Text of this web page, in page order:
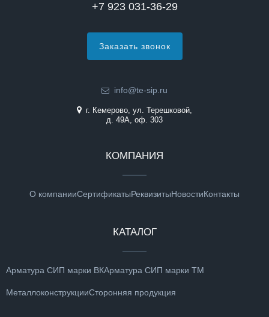
+7 923 031-36-29
Заказать звонок
info@te-sip.ru
г. Кемерово, ул. Терешковой,
д. 49А, оф. 303
КОМПАНИЯ
О компанииСертификатыРеквизитыНовостиКонтакты
КАТАЛОГ
Арматура СИП марки ВКАрматура СИП марки ТМ
МеталлоконструкцииСторонняя продукция